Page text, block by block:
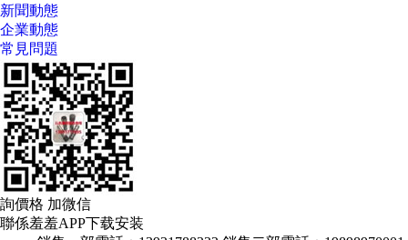
新聞動態
企業動態
常見問題
詢價格 加微信
聯係羞羞APP下载安装